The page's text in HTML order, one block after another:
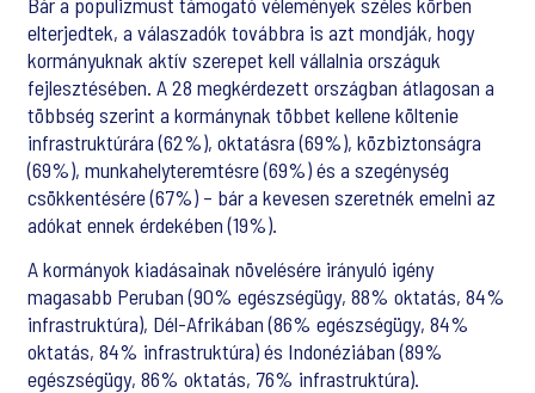
elterjedtek, a válaszadók továbbra is azt mondják, hogy
kormányuknak aktív szerepet kell vállalnia országuk
fejlesztésében. A 28 megkérdezett országban átlagosan a
többség szerint a kormánynak többet kellene költenie
infrastruktúrára (62%), oktatásra (69%), közbiztonságra
(69%), munkahelyteremtésre (69%) és a szegénység
csökkentésére (67%) – bár a kevesen szeretnék emelni az
adókat ennek érdekében (19%).
A kormányok kiadásainak növelésére irányuló igény
magasabb Peruban (90% egészségügy, 88% oktatás, 84%
infrastruktúra), Dél-Afrikában (86% egészségügy, 84%
oktatás, 84% infrastruktúra) és Indonéziában (89%
egészségügy, 86% oktatás, 76% infrastruktúra).